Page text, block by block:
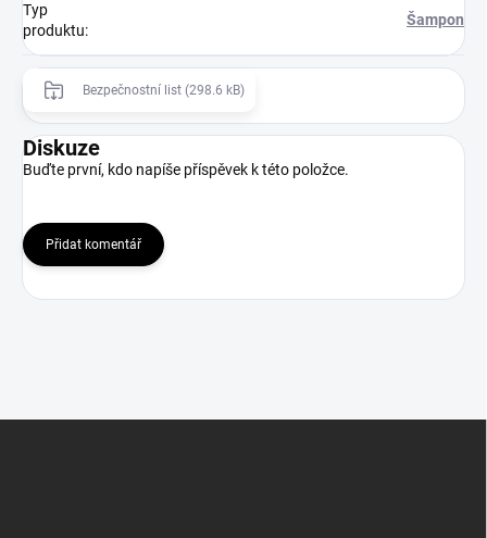
Typ
produktu:
Šampon
Bezpečnostní list (298.6 kB)
Diskuze
Buďte první, kdo napíše příspěvek k této položce.
Přidat komentář